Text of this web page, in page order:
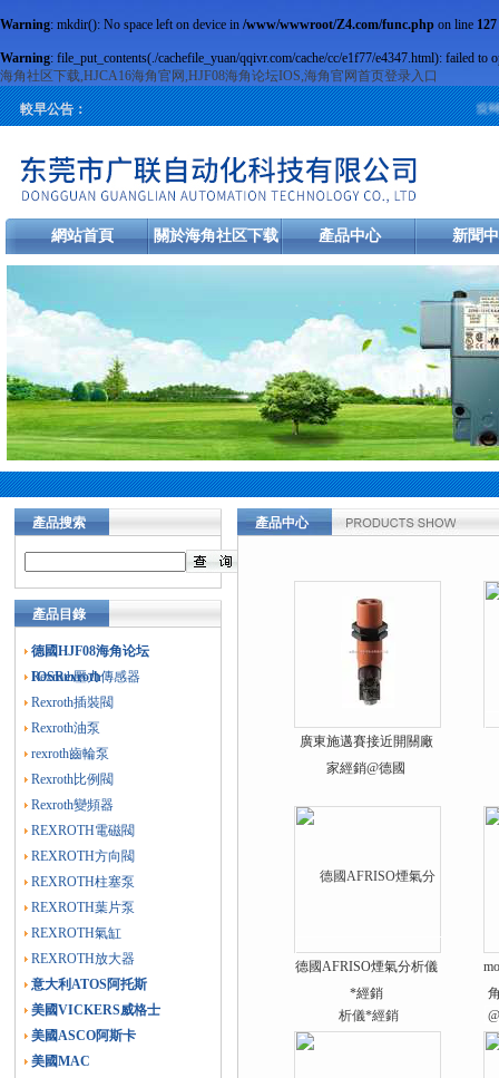
Warning: mkdir(): No space left on device in /www/wwwroot/Z4.com/func.php on line 127
Warning: file_put_contents(./cachefile_yuan/qqivr.com/cache/cc/e1f77/e4347.html): failed
海角社区下载,HJCA16海角官网,HJF08海角论坛IOS,海角官网首页登录入口
較早公告： 旋轉
網站首頁 關於海角社区下载 產品中心 新聞
產品搜索
產品目錄
德國HJF08海角论坛
IOSRexroth
Rexroth壓力傳感器
Rexroth插裝閥
Rexroth油泵
rexroth齒輪泵
Rexroth比例閥
Rexroth變頻器
REXROTH電磁閥
REXROTH方向閥
REXROTH柱塞泵
REXROTH葉片泵
REXROTH氣缸
REXROTH放大器
意大利ATOS阿托斯
美國VICKERS威格士
美國ASCO阿斯卡
美國MAC
產品中心
廣東施邁賽接近開關廠
家經銷@德國
德國AFRISO煙氣分析儀
*經銷